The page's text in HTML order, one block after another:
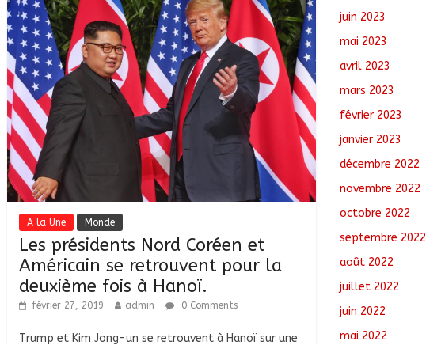
A la Une Monde
Les présidents Nord Coréen et
Américain se retrouvent pour la
deuxième fois à Hanoï.
février 27, 2019 admin 0 Comments
Trump et Kim Jong-un se retrouvent à Hanoï sur une
juin 2023
mai 2023
avril 2023
mars 2023
février 2023
janvier 2023
décembre 2022
novembre 2022
octobre 2022
septembre 2022
août 2022
juillet 2022
juin 2022
mai 2022